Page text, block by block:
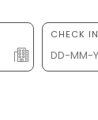
CHECK IN